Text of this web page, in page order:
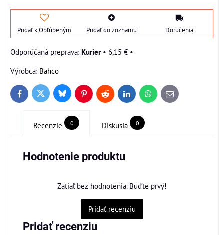
Pridať k Obľúbeným Pridať do zoznamu Doručenia
Kurier• 6,15 € •
Výrobca: Bahco
FacebookTwitter BlueskyPinterestReddit LinkedInWhatsApp
E-
mail
Recenzie 0 Diskusia 0
Hodnotenie produktu
Zatiaľ bez hodnotenia. Buďte prvý!
Pridať recenziu
Pridať recenziu